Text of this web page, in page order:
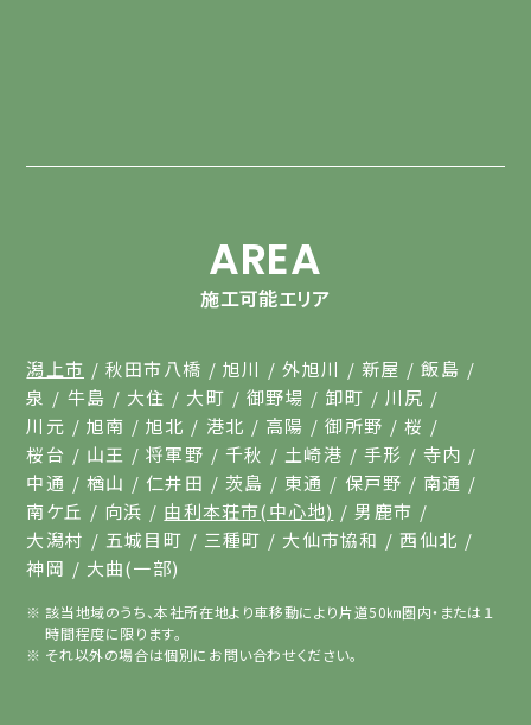
AREA
施工可能エリア
潟上市 秋田市八橋 旭川 外旭川 新屋
飯島
泉
牛島 大住 大町 御野場 卸町
川尻
川元
旭南 旭北 港北 高陽 御所野
桜
桜台
山王 将軍野 千秋 土崎港 手形
寺内
中通
楢山 仁井田 茨島 東通 保戸野
南通
南ケ丘
向浜 由利本荘市(中心地)
男鹿市
大潟村
五城目町 三種町 大仙市協和
西仙北
神岡
大曲(一部)
該当地域のうち、本社所在地より車移動により片道50㎞圏内・または１
時間程度に限ります。
それ以外の場合は個別にお問い合わせください。